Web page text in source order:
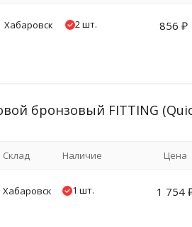
Хабаровск 2 шт. 856 ₽
бронзовый FITTING
Склад Наличие Цена
Хабаровск 1 шт. 1 754